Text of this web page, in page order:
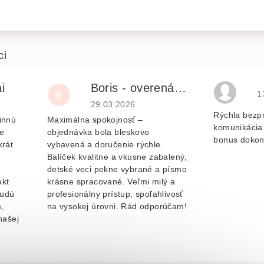
je 5 z 5 hvězdiček.
B
Boris - overená recenzia
Hodnocení obchodu je 5 z 5 hvězdiček.
29.03.2026
Maximálna spokojnosť –
objednávka bola bleskovo
vybavená a doručenie rýchle.
Balíček kvalitne a vkusne zabalený,
detské veci pekne vybrané a písmo
krásne spracované. Veľmi milý a
profesionálny prístup, spoľahlivosť
na vysokej úrovni. Rád odporúčam!
Rýchla
bonus